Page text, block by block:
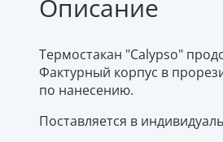
Описание
Термостакан "Calypso"
Фактурный корпус в
по нанесению.
Поставляется в